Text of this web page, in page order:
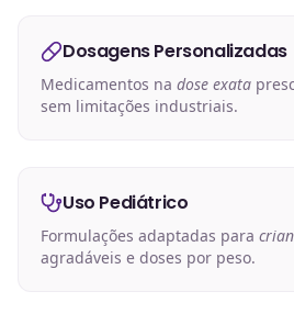
Dosagens Personalizadas
Medicamentos na dose exata
sem limitações industriais.
Uso Pediátrico
Formulações adaptadas para
agradáveis e doses por peso.